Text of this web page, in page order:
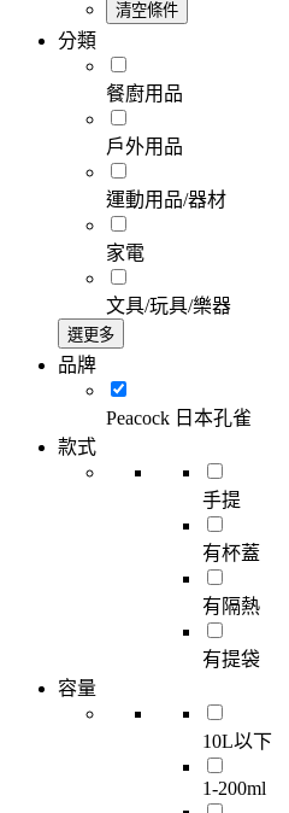
清空條件
分類
餐廚用品
戶外用品
運動用品/器材
家電
文具/玩具/樂器
選更多
品牌
Peacock 日本孔雀
款式
手提
有杯蓋
有隔熱
有提袋
容量
10L以下
1-200ml